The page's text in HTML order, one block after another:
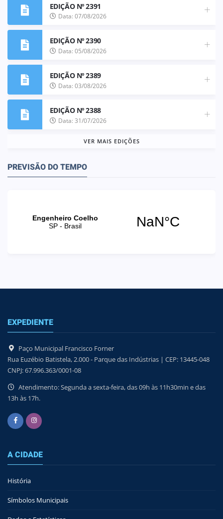
EDIÇÃO Nº 2391
Data: 07/08/2026
EDIÇÃO Nº 2390
Data: 05/08/2026
EDIÇÃO Nº 2389
Data: 03/08/2026
EDIÇÃO Nº 2388
Data: 31/07/2026
VER MAIS EDIÇÕES
PREVISÃO DO TEMPO
EXPEDIENTE
Paço Municipal Francisco Forner
Rua Euzébio Batistela, 2.000 - Parque das Indústrias | CEP: 13445-048
CNPJ: 67.996.363/0001-08
Atendimento: Segunda a sexta-feira, das 09h às 11h30min e das
13h às 17h.
A CIDADE
História
Símbolos Municipais